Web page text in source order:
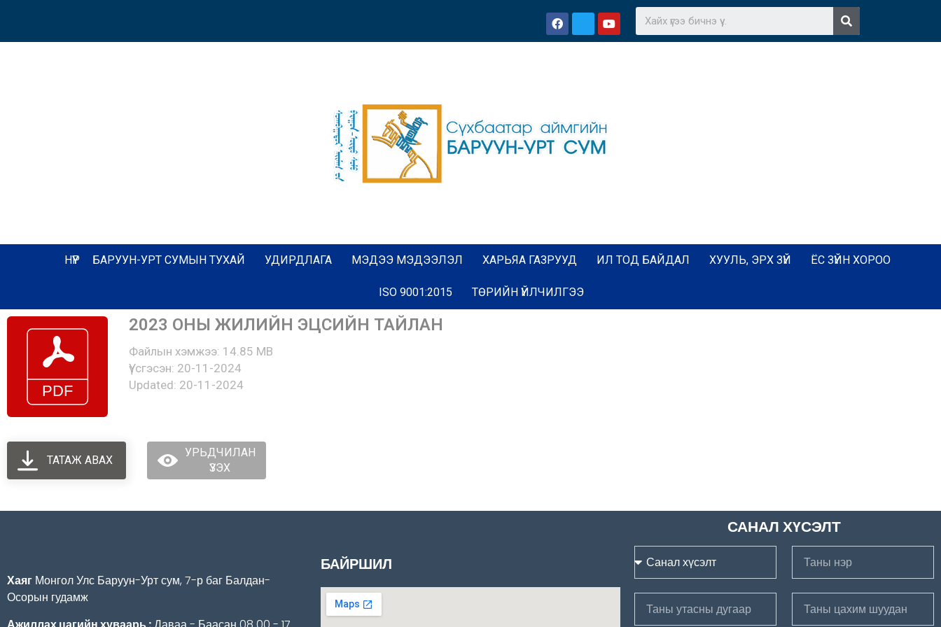
НҮҮР БАРУУН-УРТ СУМЫН ТУХАЙ УДИРДЛАГА МЭДЭЭ МЭДЭЭЛЭЛ ХАРЬЯА ГАЗРУУД ИЛ ТОД БАЙДАЛ ХУУЛЬ, ЭРХ ЗҮЙ ЁС ЗҮЙН ХОРОО
ISO 9001:2015 ТӨРИЙН ҮЙЛЧИЛГЭЭ
2023 ОНЫ ЖИЛИЙН ЭЦСИЙН ТАЙЛАН
Файлын хэмжээ: 14.85 MB
Үүсгэсэн: 20-11-2024
Updated: 20-11-2024
ТАТАЖ АВАХ
УРЬДЧИЛАН
ҮЗЭХ
Хаяг Монгол Улс Баруун-Урт сум, 7-р баг Балдан-
Осорын гудамж
БАЙРШИЛ
САНАЛ ХҮСЭЛТ